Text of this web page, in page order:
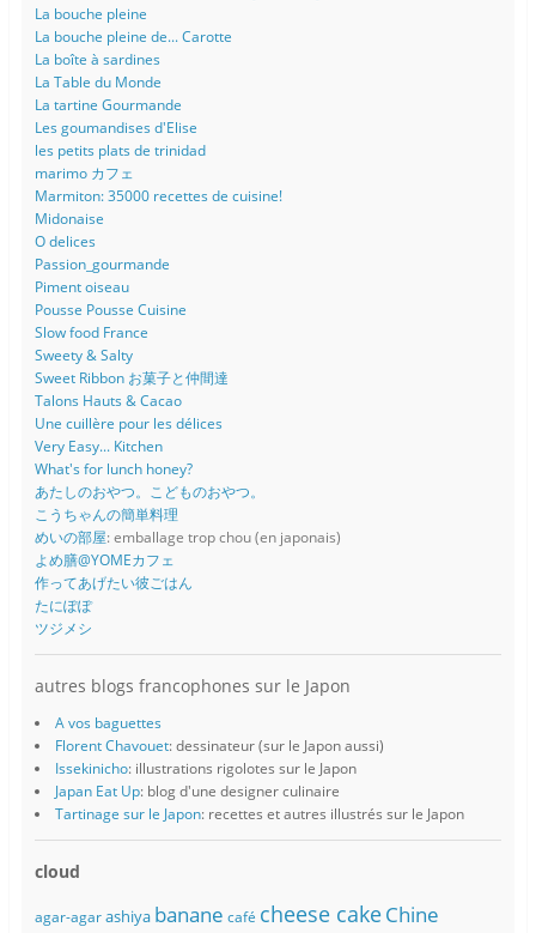
La bouche pleine
La bouche pleine de... Carotte
La boîte à sardines
La Table du Monde
La tartine Gourmande
Les goumandises d'Elise
les petits plats de trinidad
marimo カフェ
Marmiton: 35000 recettes de cuisine!
Midonaise
O delices
Passion_gourmande
Piment oiseau
Pousse Pousse Cuisine
Slow food France
Sweety & Salty
Sweet Ribbon お菓子と仲間達
Talons Hauts & Cacao
Une cuillère pour les délices
Very Easy... Kitchen
What's for lunch honey?
あたしのおやつ。こどものおやつ。
こうちゃんの簡単料理
めいの部屋: emballage trop chou (en japonais)
よめ膳@YOMEカフェ
作ってあげたい彼ごはん
たにぽぽ
ツジメシ
autres blogs francophones sur le Japon
A vos baguettes
Florent Chavouet: dessinateur (sur le Japon aussi)
Issekinicho: illustrations rigolotes sur le Japon
Japan Eat Up: blog d'une designer culinaire
Tartinage sur le Japon: recettes et autres illustrés sur le Japon
cloud
agar-agar ashiya banane café cheese cakeChine